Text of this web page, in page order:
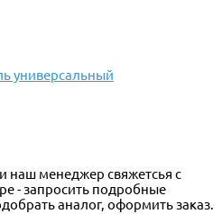
универсальный
наш менеджер свяжетсья с
- запросить подробные
аналог, оформить заказ.